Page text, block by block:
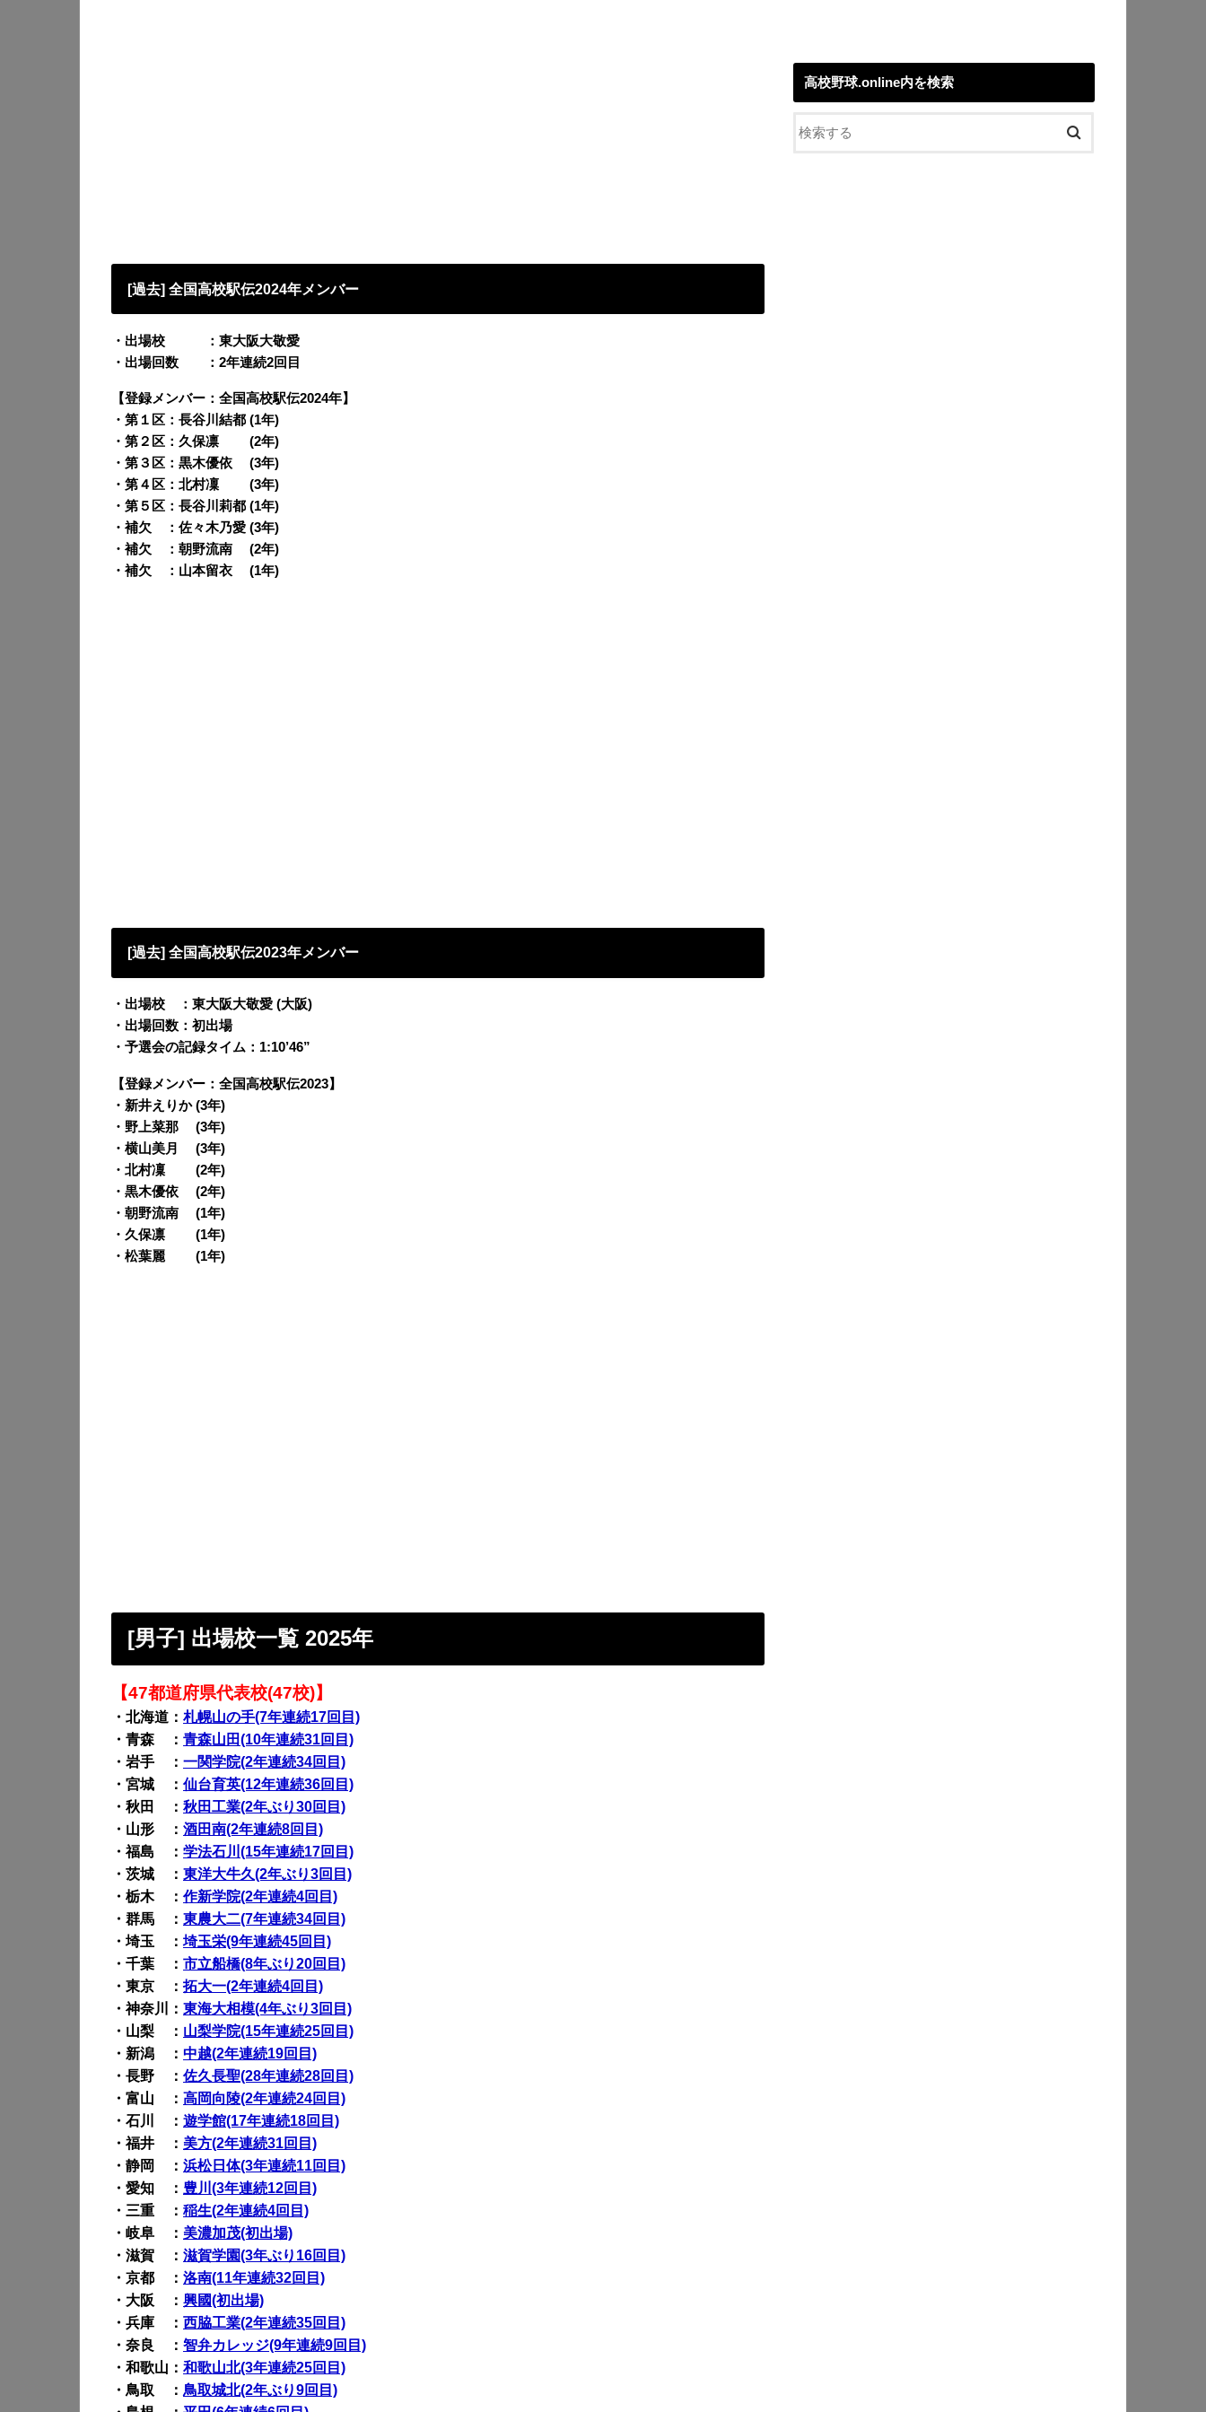
[過去] 全国高校駅伝2024年メンバー
・出場校 ：東大阪大敬愛
・出場回数 ：2年連続2回目
【登録メンバー：全国高校駅伝2024年】
・第１区：長谷川結都 (1年)
・第２区：久保凛 (2年)
・第３区：黒木優依 (3年)
・第４区：北村凜 (3年)
・第５区：長谷川莉都 (1年)
・補欠 ：佐々木乃愛 (3年)
・補欠 ：朝野流南 (2年)
・補欠 ：山本留衣 (1年)
[過去] 全国高校駅伝2023年メンバー
・出場校 ：東大阪大敬愛 (大阪)
・出場回数：初出場
・予選会の記録タイム：1:10’46”
【登録メンバー：全国高校駅伝2023】
・新井えりか (3年)
・野上菜那 (3年)
・横山美月 (3年)
・北村凜 (2年)
・黒木優依 (2年)
・朝野流南 (1年)
・久保凛 (1年)
・松葉麗 (1年)
[男子] 出場校一覧 2025年
【47都道府県代表校(47校)】
・北海道： 札幌山の手(7年連続17回目)
・青森 ： 青森山田(10年連続31回目)
・岩手 ： 一関学院(2年連続34回目)
・宮城 ： 仙台育英(12年連続36回目)
・秋田 ： 秋田工業(2年ぶり30回目)
・山形 ： 酒田南(2年連続8回目)
・福島 ： 学法石川(15年連続17回目)
・茨城 ： 東洋大牛久(2年ぶり3回目)
・栃木 ： 作新学院(2年連続4回目)
・群馬 ： 東農大二(7年連続34回目)
・埼玉 ： 埼玉栄(9年連続45回目)
・千葉 ： 市立船橋(8年ぶり20回目)
・東京 ： 拓大一(2年連続4回目)
・神奈川： 東海大相模(4年ぶり3回目)
・山梨 ： 山梨学院(15年連続25回目)
・新潟 ： 中越(2年連続19回目)
・長野 ： 佐久長聖(28年連続28回目)
・富山 ： 高岡向陵(2年連続24回目)
・石川 ： 遊学館(17年連続18回目)
・福井 ： 美方(2年連続31回目)
・静岡 ： 浜松日体(3年連続11回目)
・愛知 ： 豊川(3年連続12回目)
・三重 ： 稲生(2年連続4回目)
・岐阜 ： 美濃加茂(初出場)
・滋賀 ： 滋賀学園(3年ぶり16回目)
・京都 ： 洛南(11年連続32回目)
・大阪 ： 興國(初出場)
・兵庫 ： 西脇工業(2年連続35回目)
・奈良 ： 智弁カレッジ(9年連続9回目)
・和歌山： 和歌山北(3年連続25回目)
・鳥取 ： 鳥取城北(2年ぶり9回目)
高校野球.online内を検索